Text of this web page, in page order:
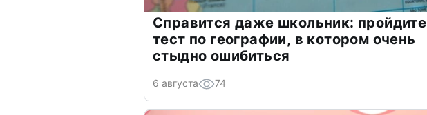
Справится даже школьник: пройдите
тест по географии, в котором очень
стыдно ошибиться
6 августа 74